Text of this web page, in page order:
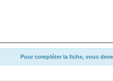
Pour compléter la fiche, vous